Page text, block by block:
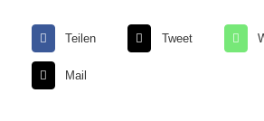
Teilen Tweet
Mail